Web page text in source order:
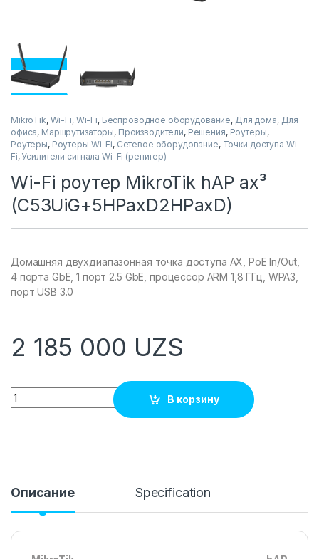
MikroTik, Wi-Fi, Wi-Fi, Беспроводное оборудование, Для дома, Для
офиса, Маршрутизаторы, Производители, Решения, Роутеры,
Роутеры, Роутеры Wi-Fi, Сетевое оборудование, Точки доступа Wi-
Fi, Усилители сигнала Wi-Fi (репитер)
Wi-Fi роутер MikroTik hAP ax³
(C53UiG+5HPaxD2HPaxD)
Домашняя двухдиапазонная точка доступа AX, PoE In/Out,
4 порта GbE, 1 порт 2.5 GbE, процессор ARM 1,8 ГГц, WPA3,
порт USB 3.0
2 185 000 UZS
Quantity
В корзину
Описание Specification